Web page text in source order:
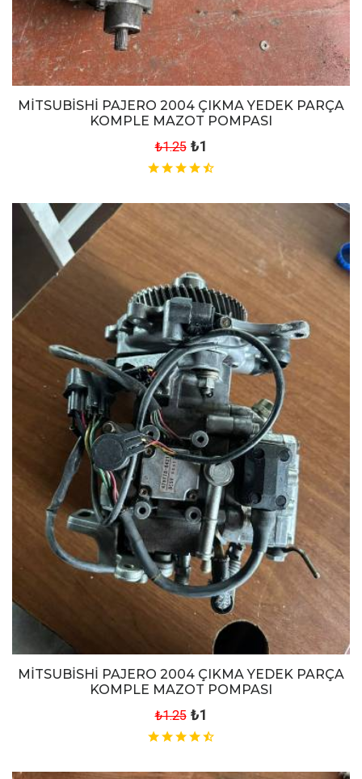
MİTSUBİSHİ PAJERO 2004 ÇIKMA YEDEK PARÇA
KOMPLE MAZOT POMPASI
₺1.25 ₺1
MİTSUBİSHİ PAJERO 2004 ÇIKMA YEDEK PARÇA
KOMPLE MAZOT POMPASI
₺1.25 ₺1